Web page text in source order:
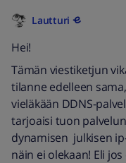
Lautturi
Hei!
Tämän viestiketjun
tilanne edelleen
vieläkään DDNS-
tarjoaisi tuon
dynamisen julkisen
näin ei olekaan! Eli